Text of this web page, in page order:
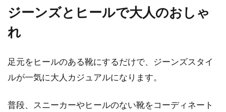
ジーンズとヒールで大人のおしゃ
れ
足元をヒールのある靴にするだけで、ジーンズスタイ
ルが一気に大人カジュアルになります。
普段、スニーカーやヒールのない靴をコーディネート